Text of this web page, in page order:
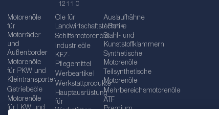
1211 0
Motorenöle
für
Motorräder
und
Außenborder
Motorenöle
für PKW und
Kleintransporter
Getriebeöle
Motorenöle
für LKW und
Öle für
Landwirtschaftstechnik
Schiffsmotorenöle
Industrieöle
KFZ-
Pflegemittel
Werbeartikel
Werkstattprodukte
Hauptausrüstung
für
Werkstätten
Auslaufhähne
/ Rohre
Stahl- und
Kunststoffklammern
Synthetische
Motorenöle
Teilsynthetische
Motorenöle
Mehrbereichsmotorenöle
ATF
Premium